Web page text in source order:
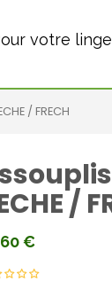
votre linge
/ FRECH
/
€